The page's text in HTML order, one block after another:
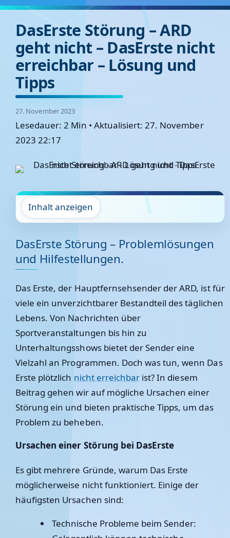
DasErste Störung – ARD
geht nicht – DasErste nicht
erreichbar – Lösung und
Tipps
27. November 2023
Lesedauer: 2 Min • Aktualisiert: 27. November
2023 22:17
Inhalt anzeigen
DasErste Störung – Problemlösungen
und Hilfestellungen.
Das Erste, der Hauptfernsehsender der ARD, ist für
viele ein unverzichtbarer Bestandteil des täglichen
Lebens. Von Nachrichten über
Sportveranstaltungen bis hin zu
Unterhaltungsshows bietet der Sender eine
Vielzahl an Programmen. Doch was tun, wenn Das
Erste plötzlich nicht erreichbar ist? In diesem
Beitrag gehen wir auf mögliche Ursachen einer
Störung ein und bieten praktische Tipps, um das
Problem zu beheben.
Ursachen einer Störung bei DasErste
Es gibt mehrere Gründe, warum Das Erste
möglicherweise nicht funktioniert. Einige der
häufigsten Ursachen sind:
Technische Probleme beim Sender: